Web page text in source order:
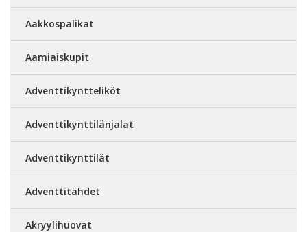
Aakkospalikat
Aamiaiskupit
Adventtikyntteliköt
Adventtikynttilänjalat
Adventtikynttilät
Adventtitähdet
Akryylihuovat